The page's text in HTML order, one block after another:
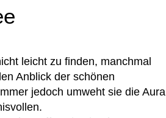
leicht zu finden, manchmal
Anblick der schönen
jedoch umweht sie die Aura